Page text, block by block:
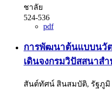
ชาลัย
524-536
pdf
การพัฒนาต้นแบบนวั
เดินจงกรมวิปัสสนาส
สันต์ทัศน์ สินสมบัติ, รัฐภูมิ